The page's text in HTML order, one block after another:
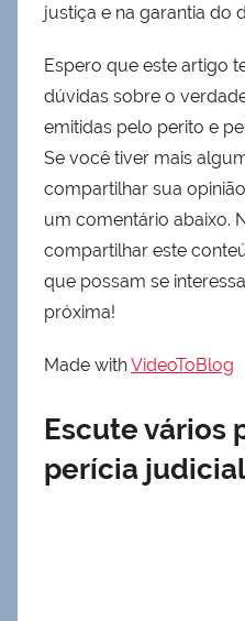
justiça e na garantia do
Espero que este artigo
dúvidas sobre o
emitidas pelo perito e
Se você tiver mais
compartilhar sua
um comentário abaixo.
compartilhar este
que possam se
próxima!
Made withVideoToBlog
Escute vários
perícia judicial